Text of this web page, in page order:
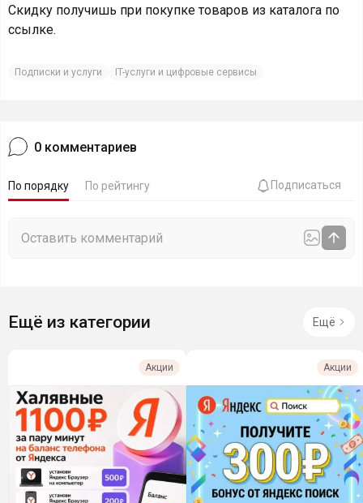
Скидку получишь при покупке товаров из каталога по
ссылке.
Подписки и услуги IT-услуги и цифровые сервисы
0 комментариев
По порядку По рейтингу Подписаться
Ещё из категории Ещё
Акции Акции